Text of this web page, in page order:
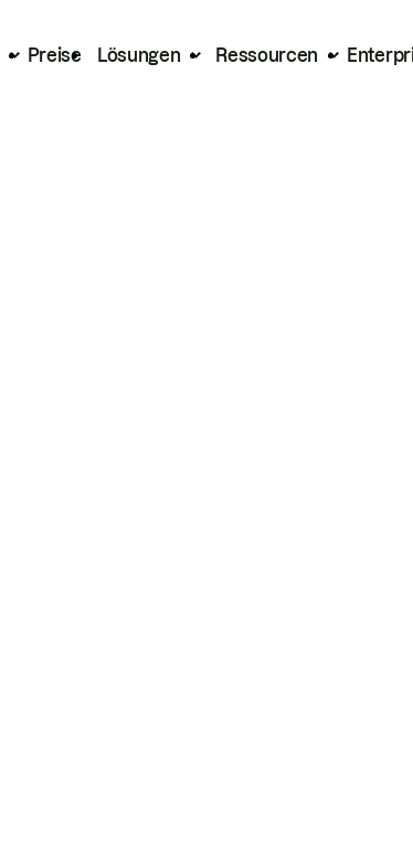
Preise Lösungen Ressourcen